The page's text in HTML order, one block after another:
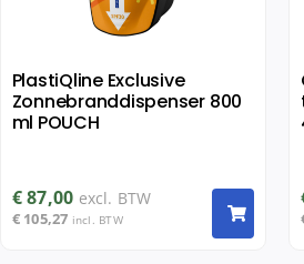
PlastiQline Exclusive
Zonnebranddispenser 800
ml POUCH
€87,00 excl. BTW
€105,27 incl. BTW